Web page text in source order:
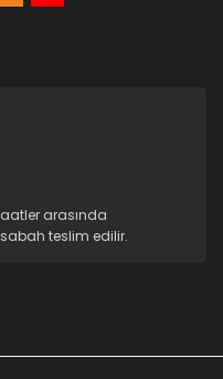
arasında
sabah teslim edilir.